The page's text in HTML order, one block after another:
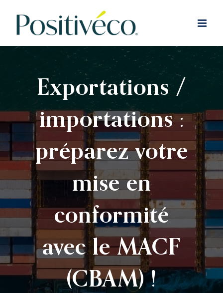
Exportations /
importations :
préparez votre
mise en
conformité
avec le MACF
(CBAM) !